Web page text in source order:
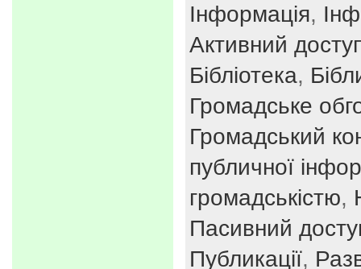
Інформація,
Активний
Бібліотека,
Громадське
Громадський
публичної
громадськістю,
Пасивний
Публикації,